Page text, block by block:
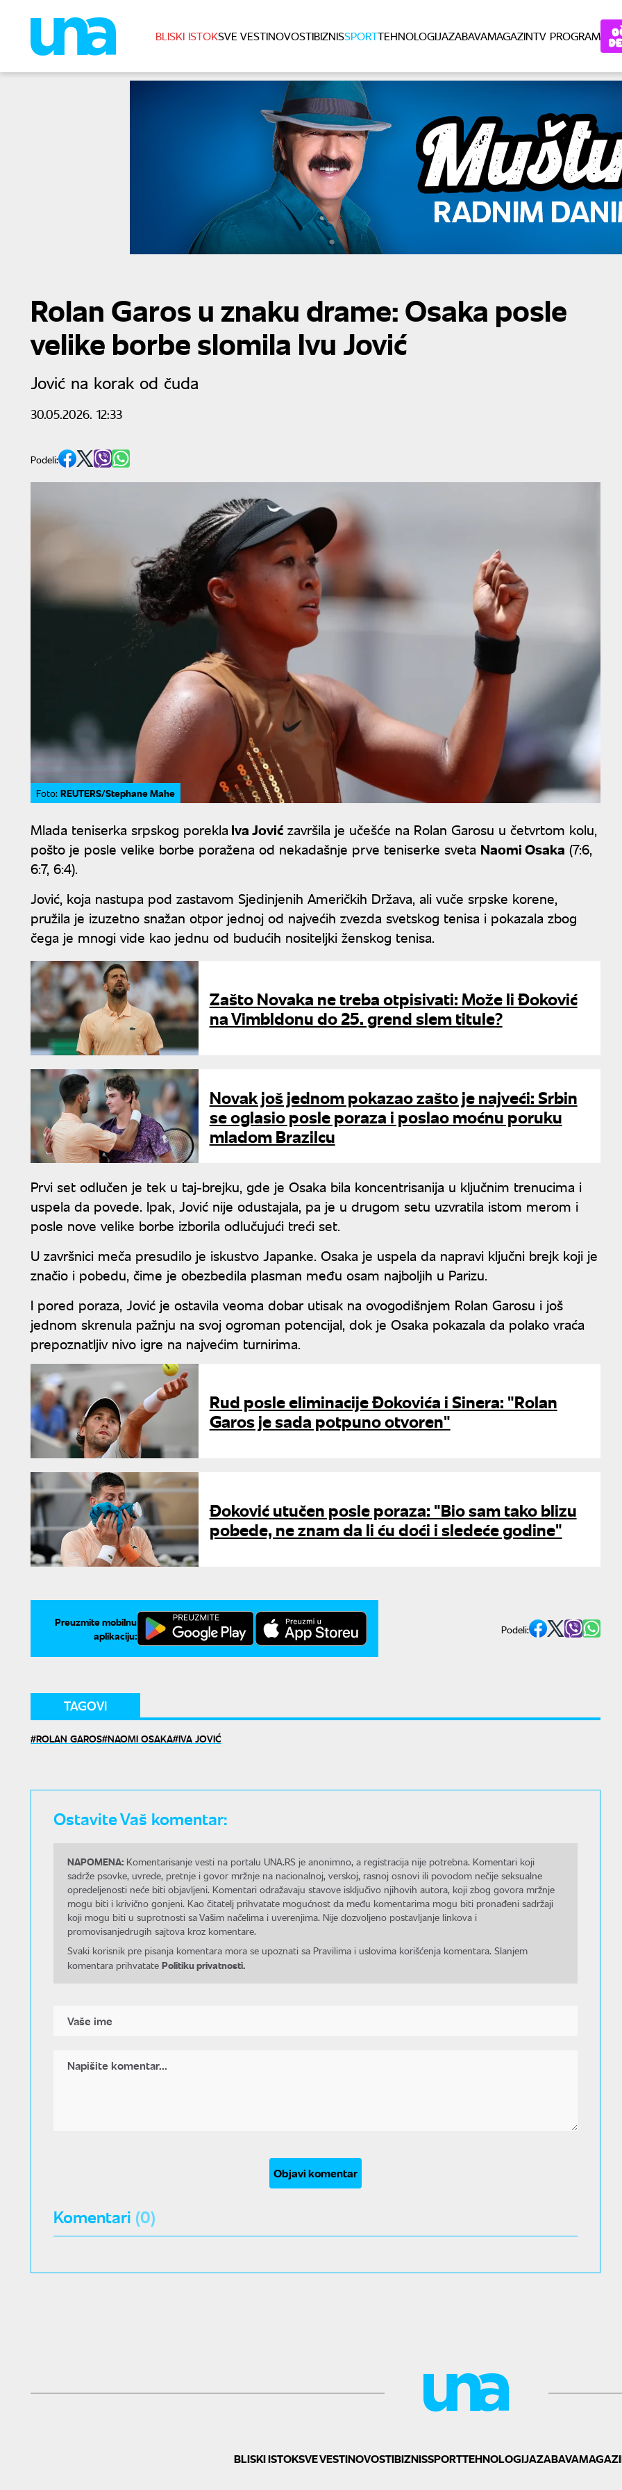
BLISKI ISTOKSVE VESTINOVOSTIBIZNISSPORTTEHNOLOGIJAZABAVAMAGAZINTV PROGRAM
Rolan Garos u znaku drame: Osaka posle
velike borbe slomila Ivu Jović
Jović na korak od čuda
30.05.2026. 12:33
Podeli:
Foto: REUTERS/Stephane Mahe
Mlada teniserka srpskog porekla Iva Jović završila je učešće na Rolan Garosu u četvrtom kolu,
pošto je posle velike borbe poražena od nekadašnje prve teniserke sveta Naomi Osaka (7:6,
6:7, 6:4).
Jović, koja nastupa pod zastavom Sjedinjenih Američkih Država, ali vuče srpske korene,
pružila je izuzetno snažan otpor jednoj od najvećih zvezda svetskog tenisa i pokazala zbog
čega je mnogi vide kao jednu od budućih nositeljki ženskog tenisa.
Zašto Novaka ne treba otpisivati: Može li Đoković
na Vimbldonu do 25. grend slem titule?
Novak još jednom pokazao zašto je najveći: Srbin
se oglasio posle poraza i poslao moćnu poruku
mladom Brazilcu
Prvi set odlučen je tek u taj-brejku, gde je Osaka bila koncentrisanija u ključnim trenucima i
uspela da povede. Ipak, Jović nije odustajala, pa je u drugom setu uzvratila istom merom i
posle nove velike borbe izborila odlučujući treći set.
U završnici meča presudilo je iskustvo Japanke. Osaka je uspela da napravi ključni brejk koji je
značio i pobedu, čime je obezbedila plasman među osam najboljih u Parizu.
I pored poraza, Jović je ostavila veoma dobar utisak na ovogodišnjem Rolan Garosu i još
jednom skrenula pažnju na svoj ogroman potencijal, dok je Osaka pokazala da polako vraća
prepoznatljiv nivo igre na najvećim turnirima.
Rud posle eliminacije Đokovića i Sinera: "Rolan
Garos je sada potpuno otvoren"
Đoković utučen posle poraza: "Bio sam tako blizu
pobede, ne znam da li ću doći i sledeće godine"
Preuzmite mobilnu
aplikaciju:
Podeli:
TAGOVI
ROLAN GAROS NAOMI OSAKA IVA JOVIĆ
Ostavite Vaš komentar:
NAPOMENA: Komentarisanje vesti na portalu UNA.RS je anonimno, a registracija nije potrebna. Komentari koji
sadrže psovke, uvrede, pretnje i govor mržnje na nacionalnoj, verskoj, rasnoj osnovi ili povodom nečije seksualne
opredeljenosti neće biti objavljeni. Komentari odražavaju stavove isključivo njihovih autora, koji zbog govora mržnje
mogu biti i krivično gonjeni. Kao čitatelj prihvatate mogućnost da među komentarima mogu biti pronađeni sadržaji
koji mogu biti u suprotnosti sa Vašim načelima i uverenjima. Nije dozvoljeno postavljanje linkova i
promovisanjedrugih sajtova kroz komentare.
Svaki korisnik pre pisanja komentara mora se upoznati sa Pravilima i uslovima korišćenja komentara. Slanjem
komentara prihvatate Politiku privatnosti.
Objavi komentar
Komentari (0)
BLISKI ISTOKSVE VESTINOVOSTIBIZNISSPORTTEHNOLOGIJAZABAVA